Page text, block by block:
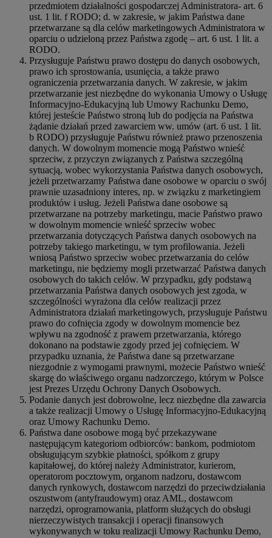
przedmiotem działalności gospodarczej Administratora- art. 6
ust. 1 lit. f RODO; d. w zakresie, w jakim Państwa dane
przetwarzane są dla celów marketingowych Administratora w
oparciu o udzieloną przez Państwa zgodę – art. 6 ust. 1 lit. a
RODO.
Przysługuje Państwu prawo dostępu do danych osobowych,
prawo ich sprostowania, usunięcia, a także prawo
ograniczenia przetwarzania danych. W zakresie, w jakim
przetwarzanie jest niezbędne do wykonania Umowy o Usługę
Informacyjno-Edukacyjną lub Umowy Rachunku Demo,
której jesteście Państwo stroną lub do podjęcia na Państwa
żądanie działań przed zawarciem ww. umów (art. 6 ust. 1 lit.
b RODO) przysługuje Państwu również prawo przenoszenia
danych. W dowolnym momencie mogą Państwo wnieść
sprzeciw, z przyczyn związanych z Państwa szczególną
sytuacją, wobec wykorzystania Państwa danych osobowych,
jeżeli przetwarzamy Państwa dane osobowe w oparciu o swój
prawnie uzasadniony interes, np. w związku z marketingiem
produktów i usług. Jeżeli Państwa dane osobowe są
przetwarzane na potrzeby marketingu, macie Państwo prawo
w dowolnym momencie wnieść sprzeciw wobec
przetwarzania dotyczących Państwa danych osobowych na
potrzeby takiego marketingu, w tym profilowania. Jeżeli
wniosą Państwo sprzeciw wobec przetwarzania do celów
marketingu, nie będziemy mogli przetwarzać Państwa danych
osobowych do takich celów. W przypadku, gdy podstawą
przetwarzania Państwa danych osobowych jest zgoda, w
szczególności wyrażona dla celów realizacji przez
Administratora działań marketingowych, przysługuje Państwu
prawo do cofnięcia zgody w dowolnym momencie bez
wpływu na zgodność z prawem przetwarzania, którego
dokonano na podstawie zgody przed jej cofnięciem. W
przypadku uznania, że Państwa dane są przetwarzane
niezgodnie z wymogami prawnymi, możecie Państwo wnieść
skargę do właściwego organu nadzorczego, którym w Polsce
jest Prezes Urzędu Ochrony Danych Osobowych.
Podanie danych jest dobrowolne, lecz niezbędne dla zawarcia
a także realizacji Umowy o Usługę Informacyjno-Edukacyjną
oraz Umowy Rachunku Demo.
Państwa dane osobowe mogą być przekazywane
następującym kategoriom odbiorców: bankom, podmiotom
obsługującym szybkie płatności, spółkom z grupy
kapitałowej, do której należy Administrator, kurierom,
operatorom pocztowym, organom nadzoru, dostawcom
danych rynkowych, dostawcom narzędzi do przeciwdziałania
oszustwom (antyfraudowym) oraz AML, dostawcom
narzędzi, oprogramowania, platform służących do obsługi
nierzeczywistych transakcji i operacji finansowych
wykonywanych w toku realizacji Umowy Rachunku Demo,